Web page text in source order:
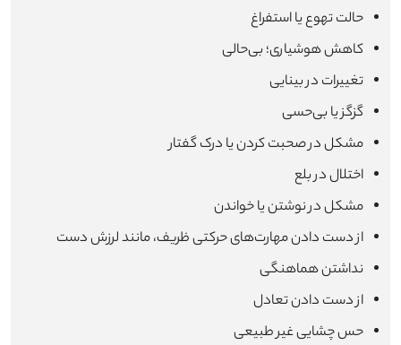
حالت تهوع یا استفراغ
کاهش هوشیاری؛ بی‌حالی
تغییرات در بینایی
گزگز یا بی‌حسی
مشکل در صحبت کردن یا درک گفتار
اختلال در بلع
مشکل در نوشتن یا خواندن
از دست دادن مهارت‌های حرکتی ظریف، مانند لرزش دست
نداشتن هماهنگی
از دست دادن تعادل
حس چشایی غیر طبیعی